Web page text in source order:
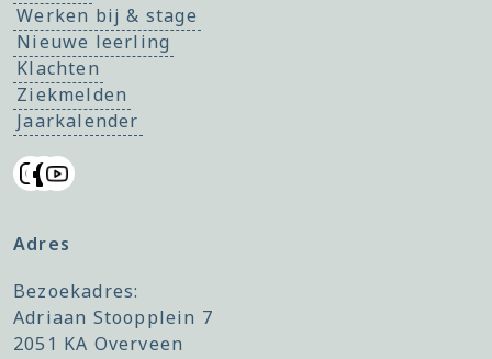
Werken bij & stage
Nieuwe leerling
Klachten
Ziekmelden
Jaarkalender
Adres
Bezoekadres:
Adriaan Stoopplein 7
2051 KA Overveen